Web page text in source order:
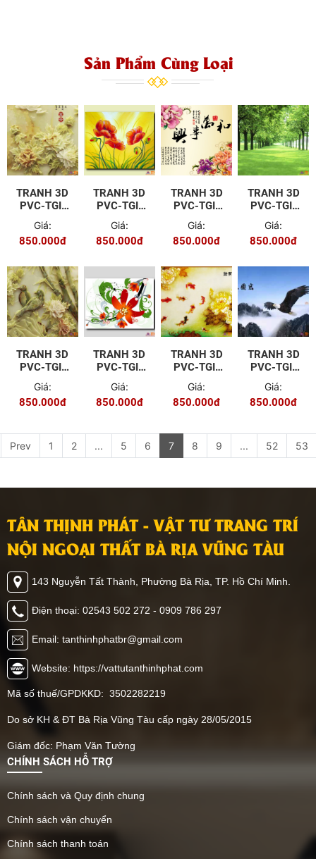
Sản Phẩm Cùng Loại
TRANH 3D
PVC-TGI-
YD-P104
Giá:
850.000đ
TRANH 3D
PVC-TGI-
YS-P011
Giá:
850.000đ
TRANH 3D
PVC-TGI-
ZS-P013
Giá:
850.000đ
TRANH 3D
PVC-TGI-
FJ-P014
Giá:
850.000đ
TRANH 3D
PVC-TGI-
YD-P105
Giá:
850.000đ
TRANH 3D
PVC-TGI-
YS-P012
Giá:
850.000đ
TRANH 3D
PVC-TGI-
ZS-P014
Giá:
850.000đ
TRANH 3D
PVC-TGI-
FJ-P015
Giá:
850.000đ
Prev 1 2 ... 5 6 7 8 9 ... 52 53
TÂN THỊNH PHÁT - VẬT TƯ TRANG TRÍ
NỘI NGOẠI THẤT BÀ RỊA VŨNG TÀU
143 Nguyễn Tất Thành, Phường Bà Rịa, TP. Hồ Chí Minh.
Điện thoại: 02543 502 272 - 0909 786 297
Email: tanthinhphatbr@gmail.com
Website: https://vattutanthinhphat.com
Mã số thuế/GPDKKD: 3502282219
Do sở KH & ĐT Bà Rịa Vũng Tàu cấp ngày 28/05/2015
Giám đốc: Phạm Văn Tường
CHÍNH SÁCH HỖ TRỢ
Chính sách và Quy định chung
Chính sách vận chuyển
Chính sách thanh toán